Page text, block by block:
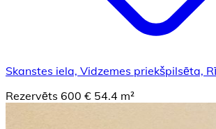
Skanstes iela, Vidzemes priekšpilsēta,
Rezervēts 600 € 54.4 m²